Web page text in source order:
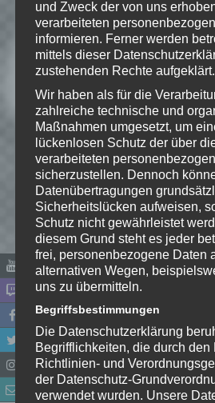
eine Bewertung
Schreibe einen
Deine E-Mail-Adresse
veröffentlicht.
sind mit*markiert
Kommentar*
Name*
und Zweck der von uns
verarbeiteten
informieren. Ferner werden
mittels dieser
zustehenden Rechte aufgeklärt.
Wir haben als für die
zahlreiche technische und
Maßnahmen umgesetzt, um
lückenlosen Schutz der über
verarbeiteten
sicherzustellen. Dennoch
Datenübertragungen
Sicherheitslücken aufweisen,
Schutz nicht gewährleistet
diesem Grund steht es jeder
frei, personenbezogene Daten
alternativen Wegen,
uns zu übermitteln.
Begriffsbestimmungen
Die Datenschutzerklärung
Begrifflichkeiten, die durch den
Richtlinien- und
der Datenschutz-
verwendet wurden. Unsere